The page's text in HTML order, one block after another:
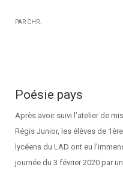
PAR CHR.
Poésie pays
Après avoir suivi l’atelier de
Régis Junior, les élèves de
lycéens du LAD ont eu
journée du 3 février 2020 par